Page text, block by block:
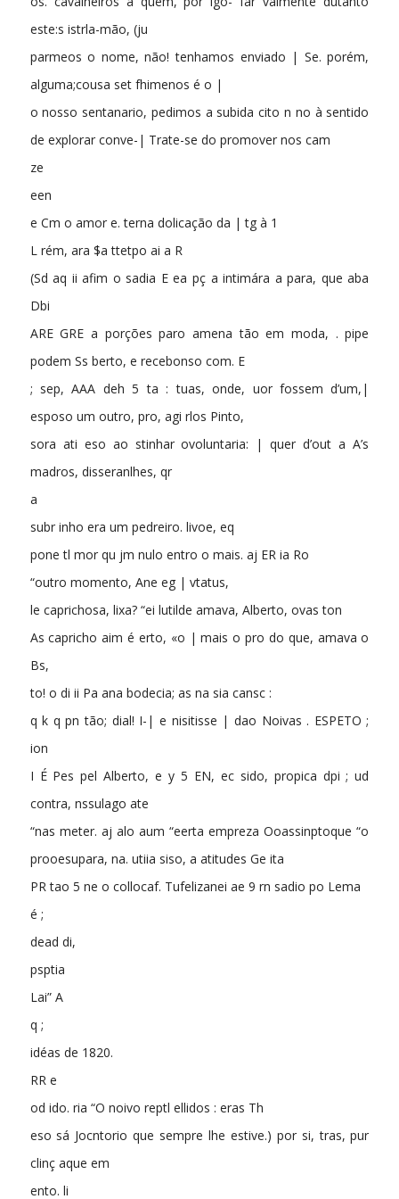
este:s istrla-mão, (ju
parmeos o nome, não! tenhamos enviado | Se. porém,
alguma;cousa set fhimenos é o |
o nosso sentanario, pedimos a subida cito n no à sentido
de explorar conve-| Trate-se do promover nos cam
ze
een
e Cm o amor e. terna dolicação da | tg à 1
L rém, ara $a ttetpo ai a R
(Sd aq ii afim o sadia E ea pç a intimára a para, que aba
Dbi
ARE GRE a porções paro amena tão em moda, . pipe
podem Ss berto, e recebonso com. E
; sep, AAA deh 5 ta : tuas, onde, uor fossem d’um,|
esposo um outro, pro, agi rlos Pinto,
sora ati eso ao stinhar ovoluntaria: | quer d’out a A’s
madros, disseranlhes, qr
a
subr inho era um pedreiro. livoe, eq
pone tl mor qu jm nulo entro o mais. aj ER ia Ro
“outro momento, Ane eg | vtatus,
le caprichosa, lixa? “ei lutilde amava, Alberto, ovas ton
As capricho aim é erto, «o | mais o pro do que, amava o
Bs,
to! o di ii Pa ana bodecia; as na sia cansc :
q k q pn tão; dial! I-| e nisitisse | dao Noivas . ESPETO ;
ion
I É Pes pel Alberto, e y 5 EN, ec sido, propica dpi ; ud
contra, nssulago ate
“nas meter. aj alo aum “eerta empreza Ooassinptoque “o
prooesupara, na. utiia siso, a atitudes Ge ita
PR tao 5 ne o collocaf. Tufelizanei ae 9 rn sadio po Lema
é ;
dead di,
psptia
Lai” A
q ;
idéas de 1820.
RR e
od ido. ria “O noivo reptl ellidos : eras Th
eso sá Jocntorio que sempre lhe estive.) por si, tras, pur
clinç aque em
ento. li